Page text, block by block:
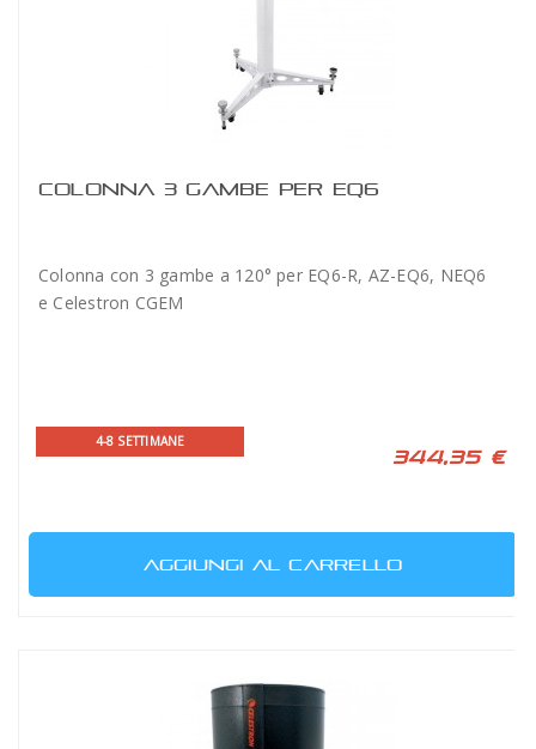
COLONNA 3 GAMBE PER EQ6
Colonna con 3 gambe a 120° per EQ6-R, AZ-EQ6, NEQ6
e Celestron CGEM
4-8 SETTIMANE
344,35 €
AGGIUNGI AL CARRELLO